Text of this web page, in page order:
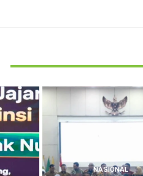
NASIONAL